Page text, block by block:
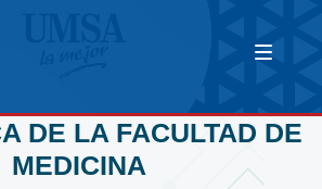
DE LA FACULTAD DE
MEDICINA